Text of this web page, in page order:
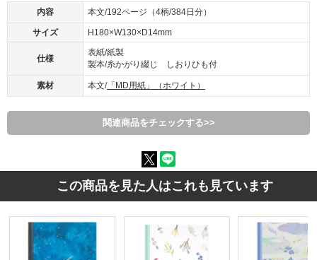
内容 本文/192ページ（4柄/384日分）
サイズ H180×W130×D14mm
仕様
表紙/紙製
製本/糸かがり綴じ しおりひも付
素材 本文/「MD用紙」（ホワイト）
関連商品をチェックする>>
この商品を見た人はこれも見ています